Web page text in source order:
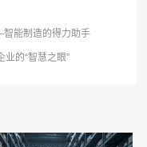
能制造的得力助手
的“智慧之眼”